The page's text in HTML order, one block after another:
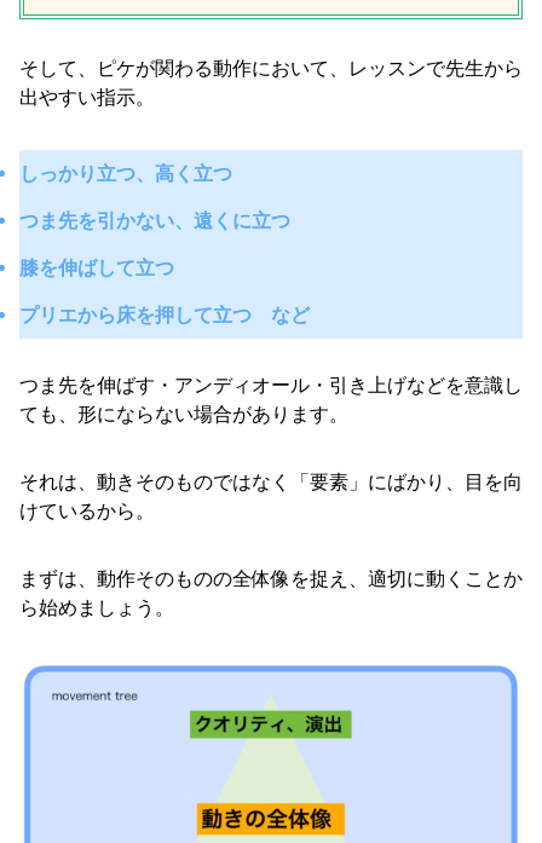
そして、ピケが関わる動作において、レッスンで先生から
出やすい指示。
しっかり立つ、高く立つ
つま先を引かない、遠くに立つ
膝を伸ばして立つ
プリエから床を押して立つ など
つま先を伸ばす・アンディオール・引き上げなどを意識し
ても、形にならない場合があります。
それは、動きそのものではなく「要素」にばかり、目を向
けているから。
まずは、動作そのものの全体像を捉え、適切に動くことか
ら始めましょう。